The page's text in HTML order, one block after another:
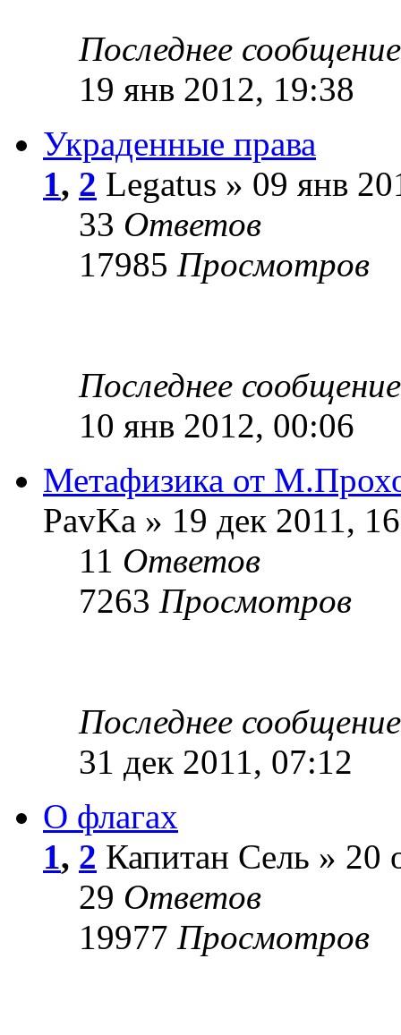
Последнее
19 янв 2012, 19:38
Украденные права
1, 2 Legatus » 09 янв
33 Ответов
17985 Просмотров
Последнее
10 янв 2012, 00:06
Метафизика от
PavKa » 19 дек 2011,
11 Ответов
7263 Просмотров
Последнее
31 дек 2011, 07:12
О флагах
1, 2 Капитан Сель » 20
29 Ответов
19977 Просмотров